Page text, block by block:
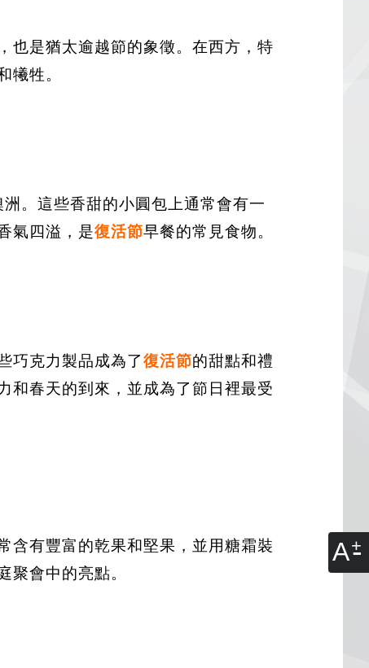
A
也是猶太逾越節的象徵。在西方，特
犧牲。
。這些香甜的小圓包上通常會有一
氣四溢，是復活節早餐的常見食物。
巧克力製品成為了復活節的甜點和禮
和春天的到來，並成為了節日裡最受
含有豐富的乾果和堅果，並用糖霜裝
聚會中的亮點。